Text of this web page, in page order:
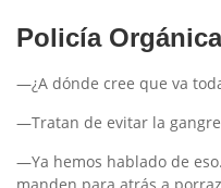
Policía
—¿A dónde cree que va
—Tratan de evitar la
—Ya hemos hablado de